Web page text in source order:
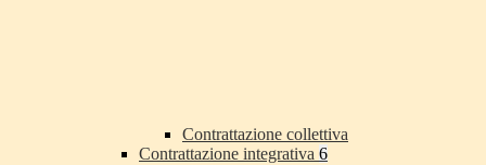
Contrattazione collettiva
Contrattazione integrativa 6